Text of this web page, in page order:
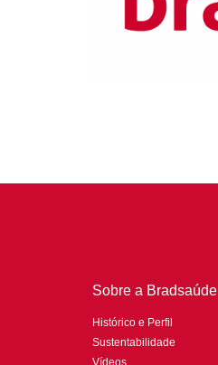
Sobre a Bradsaúde
Histórico e Perfil
Sustentabilidade